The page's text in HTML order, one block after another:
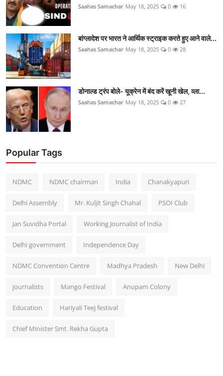
Saahas Samachar May 18, 2025 0 16
बांग्लादेश पर भारत ने आर्थिक स्ट्राइक करते हुए आने वाले...
Saahas Samachar May 18, 2025 0 28
डोनाल्ड ट्रंप बोले- यूक्रेन में बंद करें खूनी खेल, व्ला...
Saahas Samachar May 18, 2025 0 27
Popular Tags
NDMC NDMC chairman India Chanakyapuri
Delhi Assembly Mr. Kuljit Singh Chahal PSOI Club
Jan Suvidha Portal Working Journalist of India
Delhi government Independence Day
NDMC Convention Centre Madhya Pradesh New Delhi
journalists Mango Festival Anupam Colony
Education Hariyali Teej festival
Chief Minister Smt. Rekha Gupta